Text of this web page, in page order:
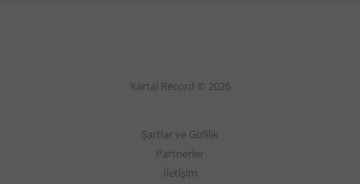
Kartal Record © 2026
Şartlar ve Gizlilik
Partnerler
İletişim